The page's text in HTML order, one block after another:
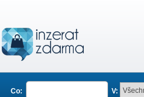
Co: V: